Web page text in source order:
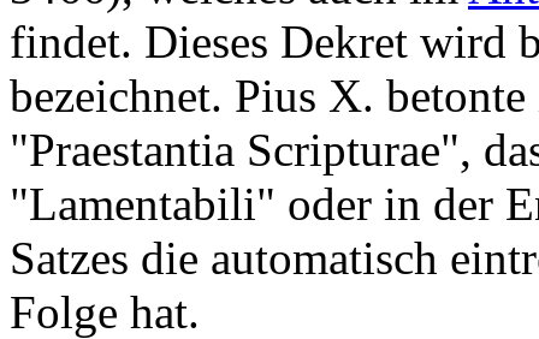
findet. Dieses Dekret wird
bezeichnet. Pius X.
"Praestantia Scripturae",
"Lamentabili" oder in der
Satzes die automatisch
Folge hat.